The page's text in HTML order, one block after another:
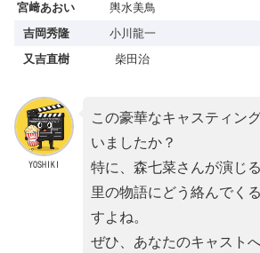
宮﨑あおい 輿水美鳥
吉岡秀隆 小川龍一
又吉直樹 柴田治
YOSHIKI
この豪華なキャスティン
いましたか？
特に、森七菜さんが演じ
里の物語にどう絡んでく
すよね。
ぜひ、あなたのキャスト